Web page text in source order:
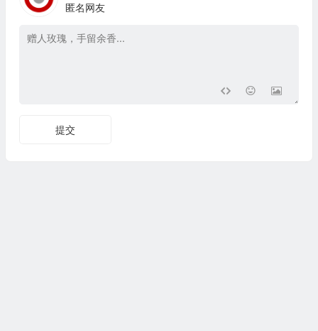
匿名网友
提交